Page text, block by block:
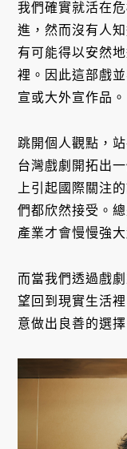
我們確實就活在
進，然而沒有人
有可能得以安然
裡。因此這部戲
宣或大外宣作品。
跳開個人觀點，
台灣戲劇開拓出
上引起國際關注
們都欣然接受。
產業才會慢慢強大
而當我們透過戲
望回到現實生活
意做出良善的選擇